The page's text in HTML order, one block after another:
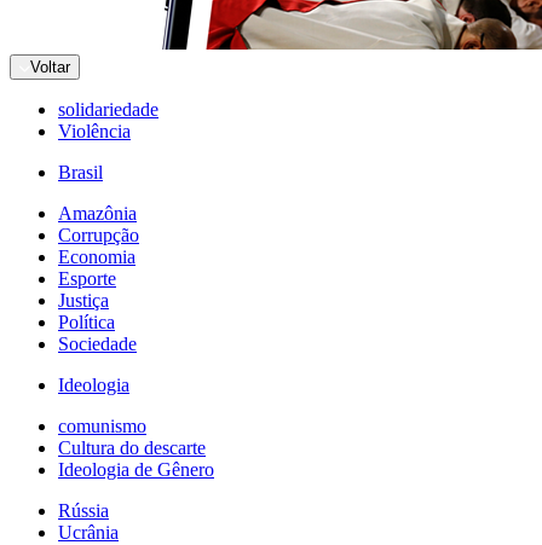
Voltar
solidariedade
Violência
Brasil
Amazônia
Corrupção
Economia
Esporte
Justiça
Política
Sociedade
Ideologia
comunismo
Cultura do descarte
Ideologia de Gênero
Rússia
Ucrânia